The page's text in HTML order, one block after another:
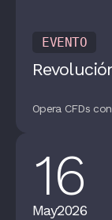
EVENTO
Opera CFDs
16
May2026